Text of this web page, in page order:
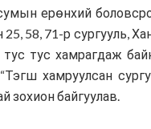
ерөнхий
58, 71-р сургууль,
тус хамрагдаж
хамруулсан
зохион байгуулав.